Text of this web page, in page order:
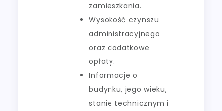
zamieszkania.
Wysokość czynszu
administracyjnego
oraz dodatkowe
opłaty.
Informacje o
budynku, jego wieku,
stanie technicznym i